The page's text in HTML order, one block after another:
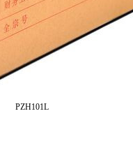
PZH101L